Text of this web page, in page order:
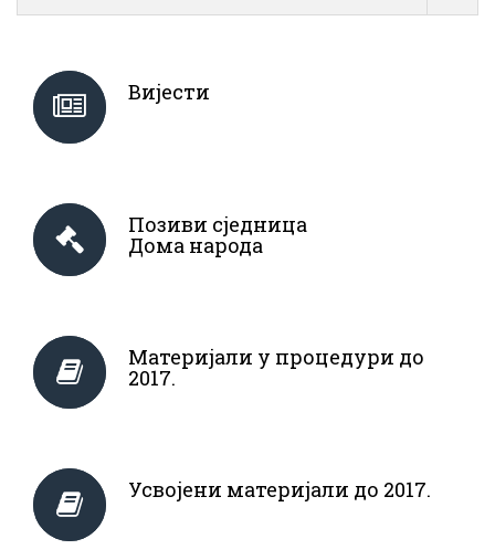
Вијести
Позиви сједница
Дома народа
Материјали у процедури до
2017.
Усвојени материјали до 2017.